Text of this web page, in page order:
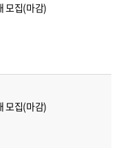
모집(마감)
모집(마감)